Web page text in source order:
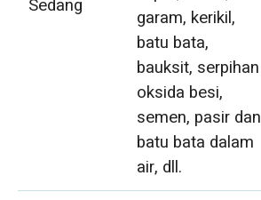
Sedang
garam, kerikil,
batu bata,
bauksit, serpihan
oksida besi,
semen, pasir dan
batu bata dalam
air, dll.